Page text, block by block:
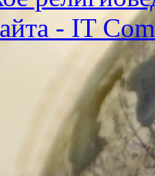
- IT